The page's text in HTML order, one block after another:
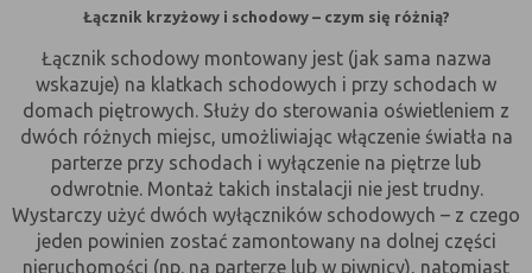
się poziom funkcjonalności witryny, ale
krzystania z niej,
- służą bardzo ważnym funkcjonalnościom
serwisu, ich zablokowanie spowoduje, że
wybrane funkcje nie będą działać
prawidłowo.
Biznesowe
Umożliwiają realizację modelu
biznesowego w oparciu o który
udostępniona jest witryna, ich
Łącznik krzyżowy i schodowy – czym się różnią?
Łącznik schodowy montowany jest (jak sama nazwa
wskazuje) na klatkach schodowych i przy schodach w
domach piętrowych. Służy do sterowania oświetleniem z
dwóch różnych miejsc, umożliwiając włączenie światła na
parterze przy schodach i wyłączenie na piętrze lub
odwrotnie. Montaż takich instalacji nie jest trudny.
Wystarczy użyć dwóch wyłączników schodowych – z czego
jeden powinien zostać zamontowany na dolnej części
nieruchomości (np. na parterze lub w piwnicy), natomiast